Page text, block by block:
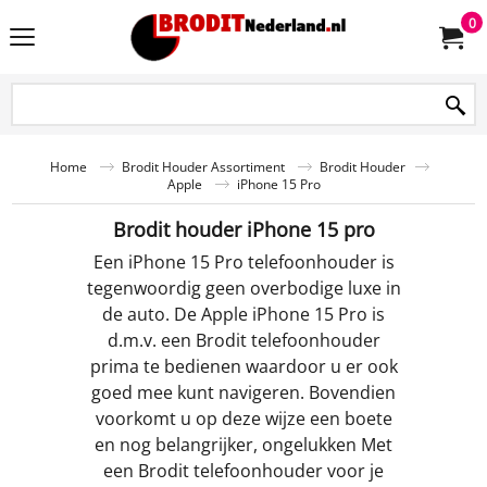
0
Home Brodit Houder Assortiment
Brodit Houder
Apple
iPhone 15 Pro
Brodit houder iPhone 15 pro
Een iPhone 15 Pro telefoonhouder is
tegenwoordig geen overbodige luxe in
de auto. De Apple iPhone 15 Pro is
d.m.v. een Brodit telefoonhouder
prima te bedienen waardoor u er ook
goed mee kunt navigeren. Bovendien
voorkomt u op deze wijze een boete
en nog belangrijker, ongelukken Met
een Brodit telefoonhouder voor je